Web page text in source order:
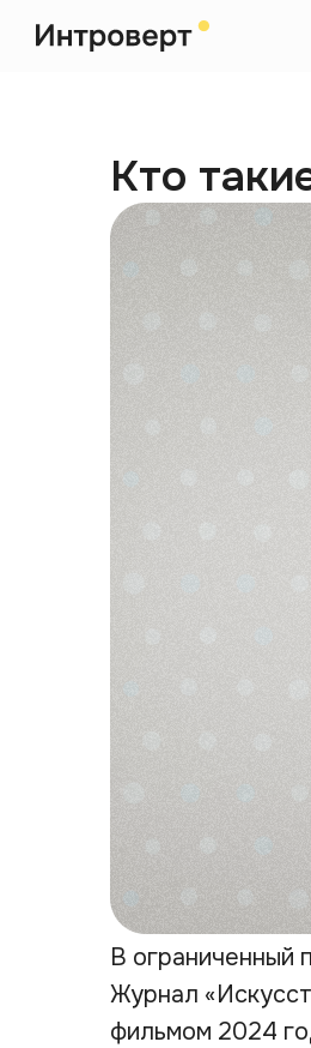
Кто
В ограниченный
Журнал
фильмом 2024